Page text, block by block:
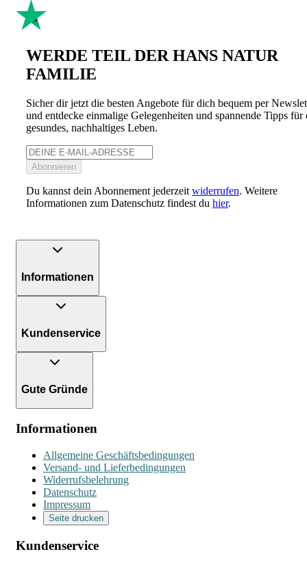
WERDE TEIL DER HANS NATUR
FAMILIE
Sicher dir jetzt die besten Angebote für dich bequem per
und entdecke einmalige Gelegenheiten und spannende Tipps für
gesundes, nachhaltiges Leben.
Abonnieren
Du kannst dein Abonnement jederzeit widerrufen. Weitere
Informationen zum Datenschutz findest du hier.
Informationen
Kundenservice
Gute Gründe
Informationen
Allgemeine Geschäftsbedingungen
Versand- und Lieferbedingungen
Widerrufsbelehrung
Datenschutz
Impressum
Seite drucken
Kundenservice